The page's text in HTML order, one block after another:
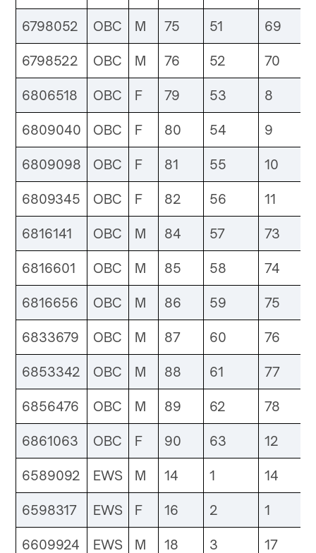
6798052 OBC M 75 51 69
6798522 OBC M 76 52 70
6806518 OBC F 79 53 8
6809040 OBC F 80 54 9
6809098 OBC F 81 55 10
6809345 OBC F 82 56 11
6816141 OBC M 84 57 73
6816601 OBC M 85 58 74
6816656 OBC M 86 59 75
6833679 OBC M 87 60 76
6853342 OBC M 88 61 77
6856476 OBC M 89 62 78
6861063 OBC F 90 63 12
6589092 EWS M 14 1 14
6598317 EWS F 16 2 1
6609924 EWS M 18 3 17